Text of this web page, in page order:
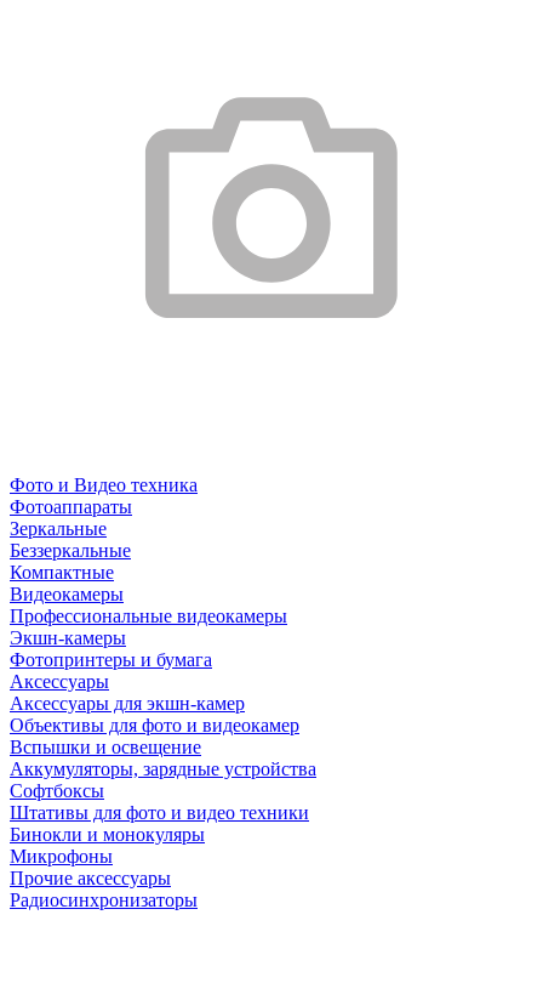
Фото и Видео техника
Фотоаппараты
Зеркальные
Беззеркальные
Компактные
Видеокамеры
Профессиональные видеокамеры
Экшн-камеры
Фотопринтеры и бумага
Аксессуары
Аксессуары для экшн-камер
Объективы для фото и видеокамер
Вспышки и освещение
Аккумуляторы, зарядные устройства
Софтбоксы
Штативы для фото и видео техники
Бинокли и монокуляры
Микрофоны
Прочие аксессуары
Радиосинхронизаторы